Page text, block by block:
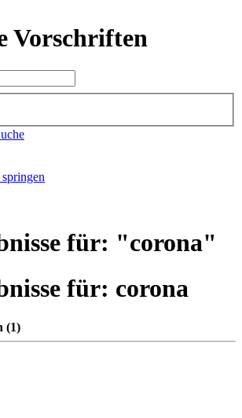
Vorschriften
für: "corona"
für: corona
(1)